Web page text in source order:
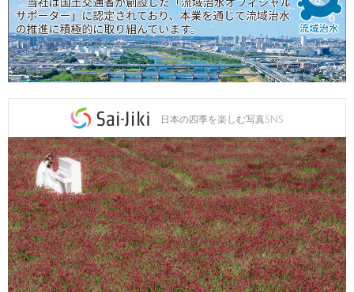
日本の四季を楽しむ写真SNS